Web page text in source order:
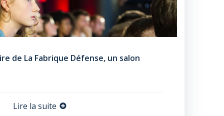
de La Fabrique Défense, un salon
Lire la suite